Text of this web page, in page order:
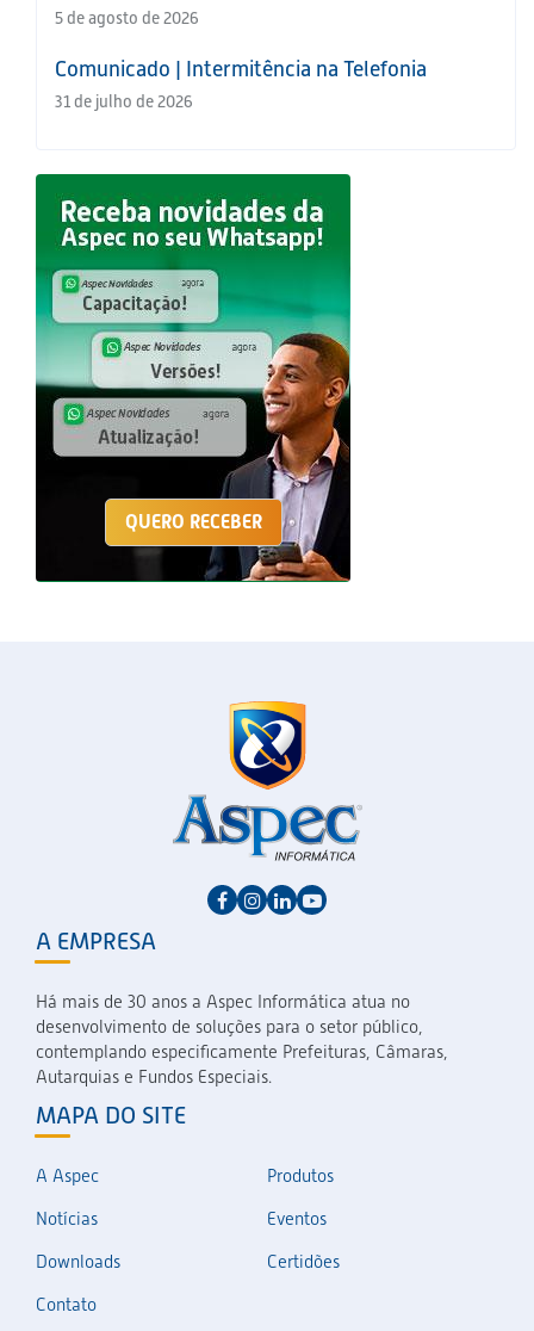
5 de agosto de 2026
Comunicado | Intermitência na Telefonia
31 de julho de 2026
QUERO RECEBER
A EMPRESA
Há mais de 30 anos a Aspec Informática atua no
desenvolvimento de soluções para o setor público,
contemplando especificamente Prefeituras, Câmaras,
Autarquias e Fundos Especiais.
MAPA DO SITE
A Aspec
Produtos
Notícias
Eventos
Downloads
Certidões
Contato